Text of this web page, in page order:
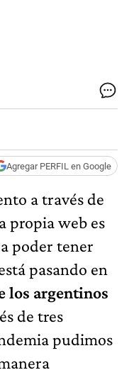
Agregar PERFIL en Google
a través de
propia web es
poder tener
pasando en
los argentinos
de tres
pudimos